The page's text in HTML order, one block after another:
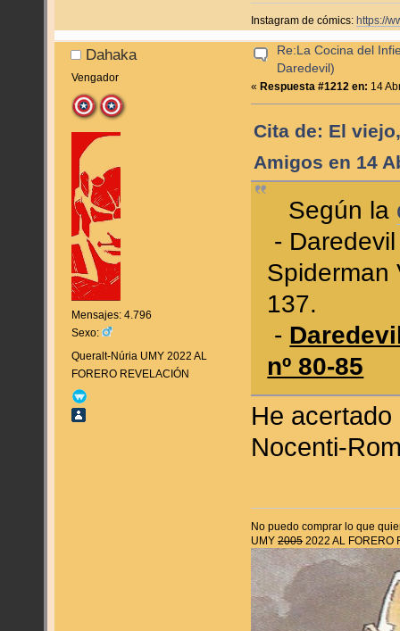
Instagram de cómics: https://
Dahaka
Vengador
Mensajes: 4.796
Sexo:
Queralt-Núria UMY 2022 AL
FORERO REVELACIÓN
Re:La Cocina del
Daredevil)
« Respuesta #1212 en: 14
Cita de: El
Amigos en 14
Según la
-
Spiderman
137.
-
nº 80-85
He
Nocenti-
No puedo comprar lo que
UMY20052022 AL FORERO